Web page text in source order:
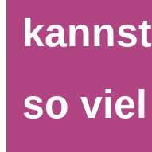
kannst
so viel